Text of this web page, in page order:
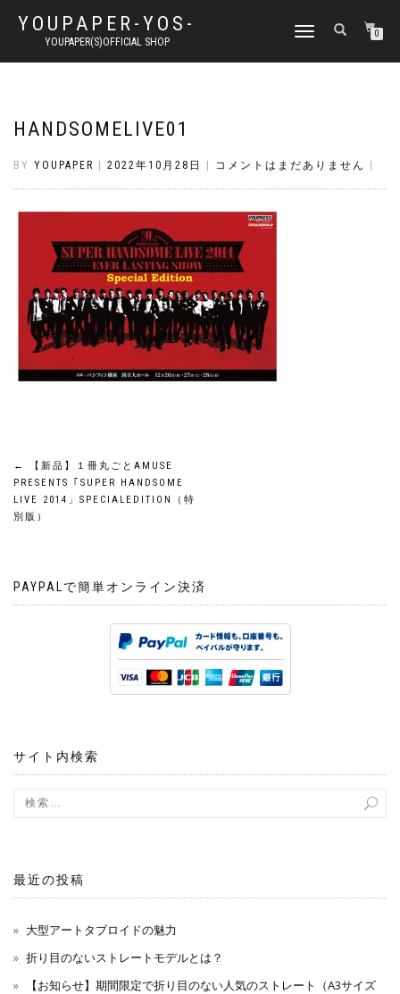
YOUPAPER-YOS-
YOUPAPER(S)OFFICIAL SHOP
ナ
ゲ
り
0
HANDSOMELIVE01
BY YOUPAPER 2022年10月28日 コメントはまだありません
投
稿
ビ
ン
←
【新品】１冊丸ごとAMUSE
PRESENTS ｢SUPER HANDSOME
LIVE 2014」SPECIALEDITION（特
別版）
PAYPALで簡単オンライン決済
サイト内検索
最近の投稿
大型アートタブロイドの魅力
折り目のないストレートモデルとは？
【お知らせ】期間限定で折り目のない人気のストレート（A3サイズ